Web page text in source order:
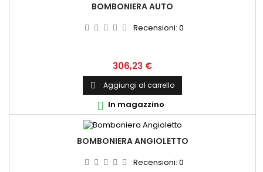
BOMBONIERA AUTO
Recensioni: 0
Prezzo
306,23 €
 Aggiungi al carrello
 In magazzino
BOMBONIERA ANGIOLETTO
Recensioni: 0